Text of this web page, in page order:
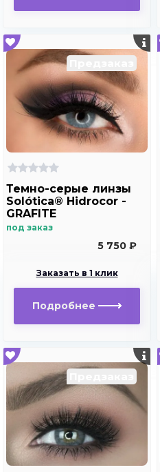
Темно-серые линзы
Solótica® Hidrocor -
GRAFITE
под заказ
5 750 ₽
Заказать в 1 клик
Подробнее